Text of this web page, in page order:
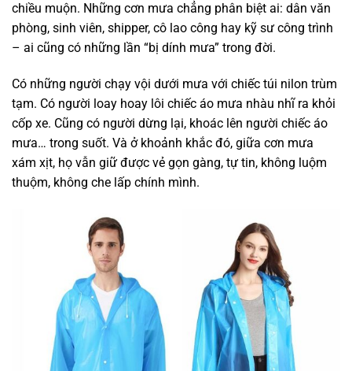
chiều muộn. Những cơn mưa chẳng phân biệt ai: dân văn
phòng, sinh viên, shipper, cô lao công hay kỹ sư công trình
– ai cũng có những lần “bị dính mưa” trong đời.
Có những người chạy vội dưới mưa với chiếc túi nilon trùm
tạm. Có người loay hoay lôi chiếc áo mưa nhàu nhĩ ra khỏi
cốp xe. Cũng có người dừng lại, khoác lên người chiếc áo
mưa… trong suốt. Và ở khoảnh khắc đó, giữa cơn mưa
xám xịt, họ vẫn giữ được vẻ gọn gàng, tự tin, không luộm
thuộm, không che lấp chính mình.